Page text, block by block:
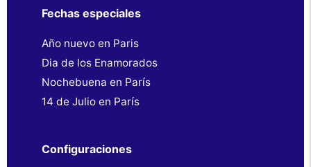
Fechas especiales
Año nuevo en Paris
Dia de los Enamorados
Nochebuena en París
14 de Julio en París
Configuraciones